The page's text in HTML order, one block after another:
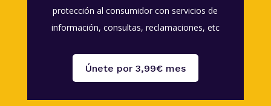
protección al consumidor con servicios de
información, consultas, reclamaciones, etc
Únete por 3,99€ mes